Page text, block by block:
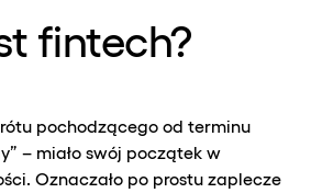
fintech?
pochodzącego od terminu
– miało swój początek w
Oznaczało po prostu zaplecze